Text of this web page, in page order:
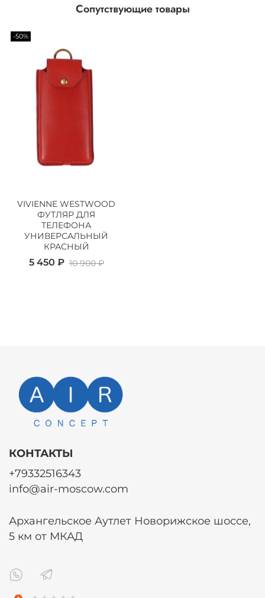
Сопутствующие товары
-50%
VIVIENNE WESTWOOD
ФУТЛЯР ДЛЯ
ТЕЛЕФОНА
УНИВЕРСАЛЬНЫЙ
КРАСНЫЙ
5 450 ₽ 10 900 ₽
КОНТАКТЫ
+79332516343
info@air-moscow.com
Архангельское Аутлет Новорижское шоссе,
5 км от МКАД